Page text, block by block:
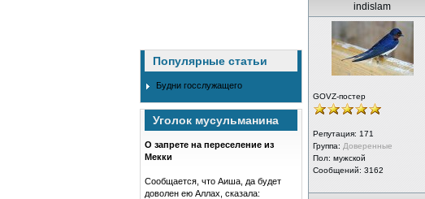
Популярные статьи
Будни госслужащего
Уголок мусульманина
О запрете на переселение из
Мекки
Сообщается, что Аиша, да будет
доволен ею Аллах, сказала:
indislam
GOVZ-постер
Репутация: 171
Группа: Доверенные
Пол: мужской
Сообщений: 3162